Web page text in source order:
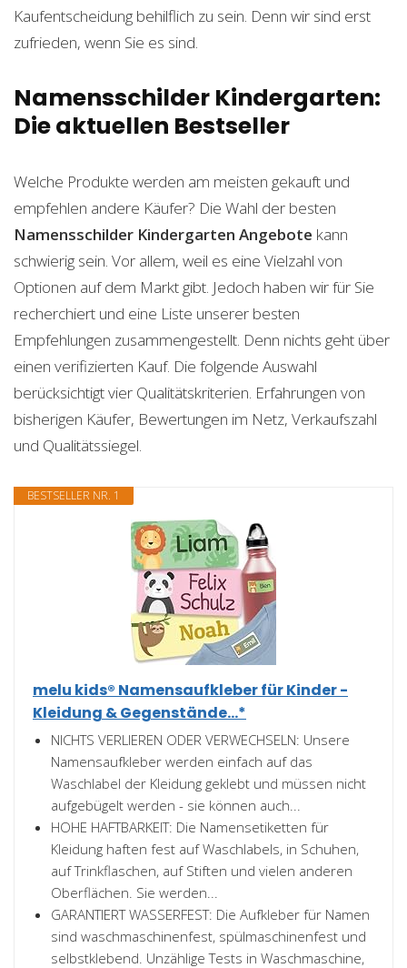
Kaufentscheidung behilflich zu sein. Denn wir sind erst
zufrieden, wenn Sie es sind.
Namensschilder Kindergarten:
Die aktuellen Bestseller
Welche Produkte werden am meisten gekauft und
empfehlen andere Käufer? Die Wahl der besten
Namensschilder Kindergarten Angebote kann
schwierig sein. Vor allem, weil es eine Vielzahl von
Optionen auf dem Markt gibt. Jedoch haben wir für Sie
recherchiert und eine Liste unserer besten
Empfehlungen zusammengestellt. Denn nichts geht über
einen verifizierten Kauf. Die folgende Auswahl
berücksichtigt vier Qualitätskriterien. Erfahrungen von
bisherigen Käufer, Bewertungen im Netz, Verkaufszahl
und Qualitätssiegel.
BESTSELLER NR. 1
melu kids® Namensaufkleber für Kinder -
Kleidung & Gegenstände...*
NICHTS VERLIEREN ODER VERWECHSELN: Unsere
Namensaufkleber werden einfach auf das
Waschlabel der Kleidung geklebt und müssen nicht
aufgebügelt werden - sie können auch...
HOHE HAFTBARKEIT: Die Namensetiketten für
Kleidung haften fest auf Waschlabels, in Schuhen,
auf Trinkflaschen, auf Stiften und vielen anderen
Oberflächen. Sie werden...
GARANTIERT WASSERFEST: Die Aufkleber für Namen
sind waschmaschinenfest, spülmaschinenfest und
selbstklebend. Unzählige Tests in Waschmaschine,